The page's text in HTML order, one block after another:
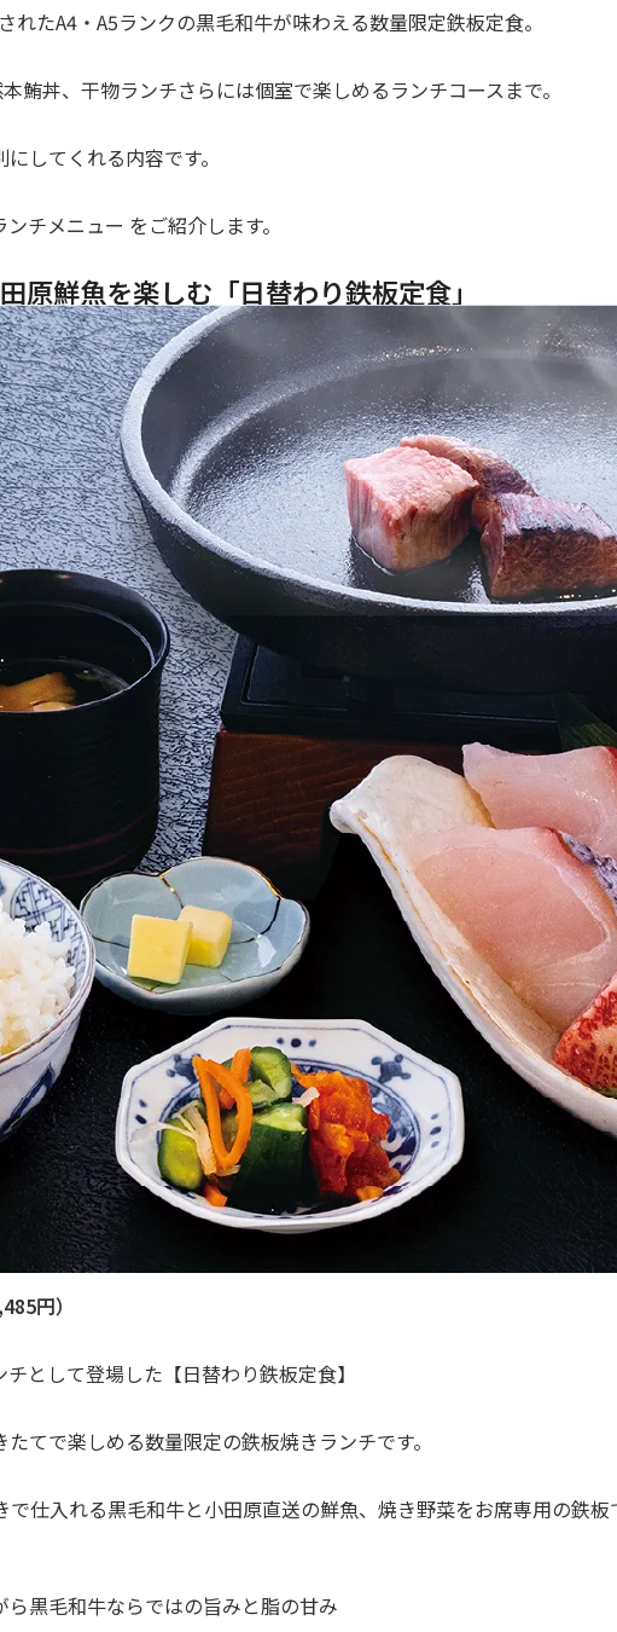
たA4・A5ランクの黒毛和牛が味わえる数量限定鉄板定食。
鮪丼、干物ランチさらには個室で楽しめるランチコースまで。
してくれる内容です。
チメニュー をご紹介します。
鮮魚を楽しむ「日替わり鉄板定食」
円）
として登場した【日替わり鉄板定食】
てで楽しめる数量限定の鉄板焼きランチです。
仕入れる黒毛和牛と小田原直送の鮮魚、焼き野菜をお席専用の鉄板
黒毛和牛ならではの旨みと脂の甘み